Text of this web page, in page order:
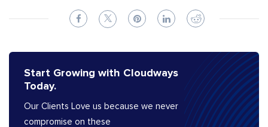
Start Growing with Cloudways
Today.
Our Clients Love us because we never
compromise on these